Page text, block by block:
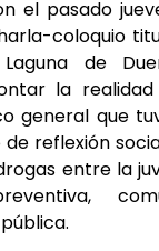
el pasado
coloquio
de
la realidad
general que
reflexión
entre la